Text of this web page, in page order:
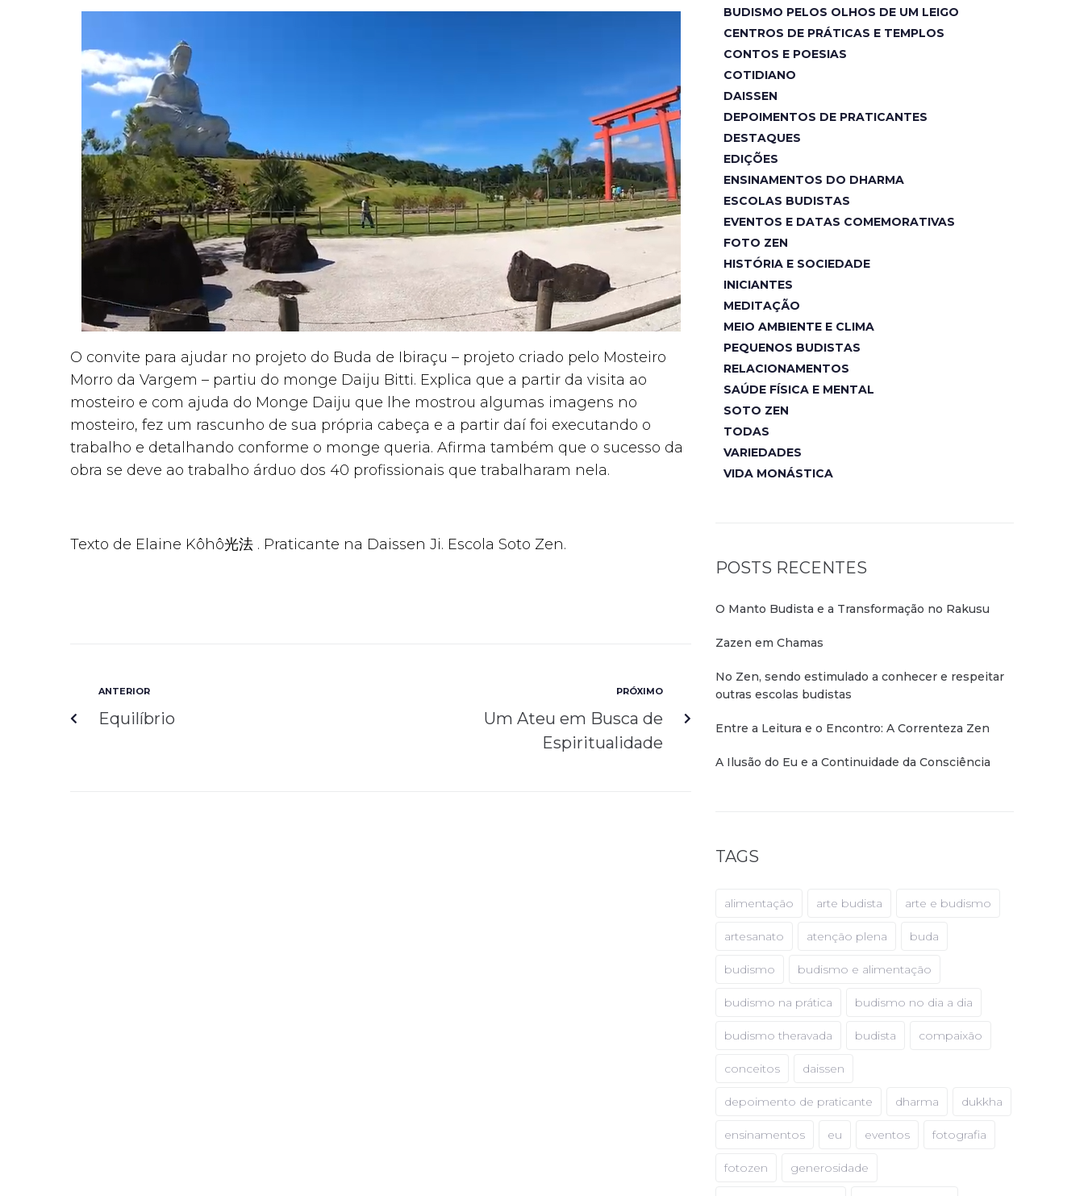
O convite para ajudar no projeto do Buda de Ibiraçu – projeto criado pelo Mosteiro
Morro da Vargem – partiu do monge Daiju Bitti. Explica que a partir da visita ao
mosteiro e com ajuda do Monge Daiju que lhe mostrou algumas imagens no
mosteiro, fez um rascunho de sua própria cabeça e a partir daí foi executando o
trabalho e detalhando conforme o monge queria. Afirma também que o sucesso da
obra se deve ao trabalho árduo dos 40 profissionais que trabalharam nela.
Texto de Elaine Kôhô光法 . Praticante na Daissen Ji. Escola Soto Zen.
ANTERIOR
Equilíbrio
PRÓXIMO
Um Ateu em Busca de
Espiritualidade
BUDISMO PELOS OLHOS DE UM LEIGO
CENTROS DE PRÁTICAS E TEMPLOS
CONTOS E POESIAS
COTIDIANO
DAISSEN
DEPOIMENTOS DE PRATICANTES
DESTAQUES
EDIÇÕES
ENSINAMENTOS DO DHARMA
ESCOLAS BUDISTAS
EVENTOS E DATAS COMEMORATIVAS
FOTO ZEN
HISTÓRIA E SOCIEDADE
INICIANTES
MEDITAÇÃO
MEIO AMBIENTE E CLIMA
PEQUENOS BUDISTAS
RELACIONAMENTOS
SAÚDE FÍSICA E MENTAL
SOTO ZEN
TODAS
VARIEDADES
VIDA MONÁSTICA
POSTS RECENTES
O Manto Budista e a Transformação no Rakusu
Zazen em Chamas
No Zen, sendo estimulado a conhecer e respeitar
outras escolas budistas
Entre a Leitura e o Encontro: A Correnteza Zen
A Ilusão do Eu e a Continuidade da Consciência
TAGS
alimentação arte budista arte e budismo
artesanato atenção plena buda
budismo budismo e alimentação
budismo na prática budismo no dia a dia
budismo theravada budista compaixão
conceitos daissen
depoimento de praticante dharma dukkha
ensinamentos eu eventos fotografia
fotozen generosidade